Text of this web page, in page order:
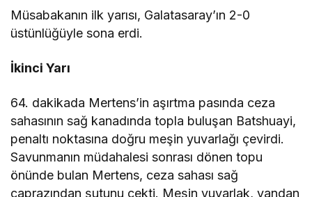
Müsabakanın ilk yarısı, Galatasaray’ın 2-0
üstünlüğüyle sona erdi.
İkinci Yarı
64. dakikada Mertens’in aşırtma pasında ceza
sahasının sağ kanadında topla buluşan Batshuayi,
penaltı noktasına doğru meşin yuvarlağı çevirdi.
Savunmanın müdahalesi sonrası dönen topu
önünde bulan Mertens, ceza sahası sağ
çaprazından şutunu çekti. Meşin yuvarlak, yandan